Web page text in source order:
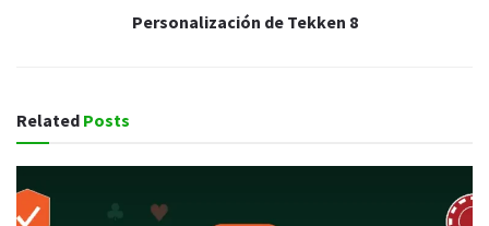
Personalización de Tekken 8
Related Posts